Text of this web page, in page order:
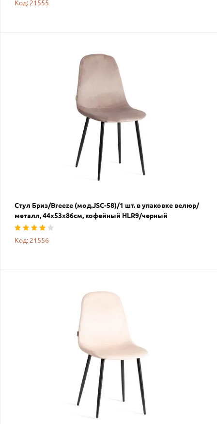
Код: 21555
Стул Бриз/Breeze (мод.JSC-58)/1 шт. в упаковке велюр/
металл, 44х53х86см, кофейный HLR9/черный
Код: 21556